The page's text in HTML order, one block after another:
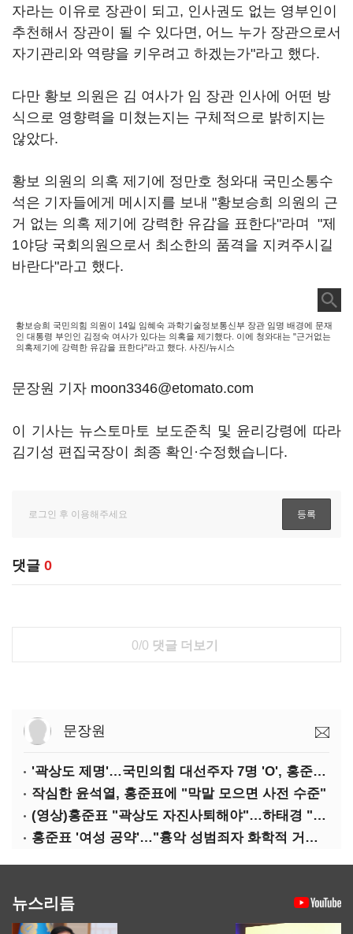
자라는 이유로 장관이 되고, 인사권도 없는 영부인이
추천해서 장관이 될 수 있다면, 어느 누가 장관으로서
자기관리와 역량을 키우려고 하겠는가"라고 했다.
다만 황보 의원은 김 여사가 임 장관 인사에 어떤 방
식으로 영향력을 미쳤는지는 구체적으로 밝히지는
않았다.
황보 의원의 의혹 제기에 정만호 청와대 국민소통수
석은 기자들에게 메시지를 보내 "황보승희 의원의 근
거 없는 의혹 제기에 강력한 유감을 표한다"라며 "제
1야당 국회의원으로서 최소한의 품격을 지켜주시길
바란다"라고 했다.
황보승희 국민의힘 의원이 14일 임혜숙 과학기술정보통신부 장관 임명 배경에 문재
인 대통령 부인인 김정숙 여사가 있다는 의혹을 제기했다. 이에 청와대는 "근거없는
의혹제기에 강력한 유감을 표한다"라고 했다. 사진/뉴시스
문장원 기자 moon3346@etomato.com
이 기사는 뉴스토마토 보도준칙 및 윤리강령에 따라
김기성 편집국장이 최종 확인·수정했습니다.
댓글 0
0/0 댓글 더보기
문장원
'곽상도 제명'…국민의힘 대선주자 7명 'O', 홍준표 '△'
작심한 윤석열, 홍준표에 "막말 모으면 사전 수준"
(영상)홍준표 "곽상도 자진사퇴해야"…하태경 "한가한 뒷북"
홍준표 '여성 공약'…"흉악 성범죄자 화학적 거세 추진"
뉴스리듬